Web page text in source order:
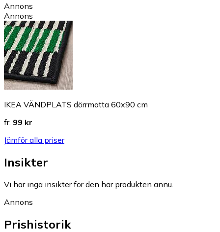
Annons
Annons
IKEA VÄNDPLATS dörrmatta 60x90 cm
fr. 99 kr
Jämför alla priser
Insikter
Vi har inga insikter för den här produkten ännu.
Annons
Prishistorik